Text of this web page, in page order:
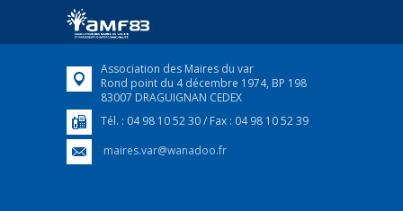
FEUILLETER
Association des Maires du var
Rond point du 4 décembre 1974, BP 198
83007 DRAGUIGNAN CEDEX
Tél. : 04 98 10 52 30 / Fax : 04 98 10 52 39
maires.var@wanadoo.fr